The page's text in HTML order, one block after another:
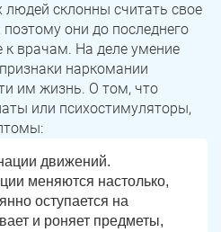
склонны считать свое
они до последнего
врачам. На деле умение
наркомании
им жизнь. О том, что
или психостимуляторы,
движений.
меняются настолько,
оступается на
и роняет предметы,